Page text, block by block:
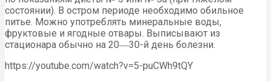
состоянии). В остром периоде необходимо обильное
питье. Можно употреблять минеральные воды,
фруктовые и ягодные отвары. Выписывают из
стационара обычно на 20―30-й день болезни.
https://youtube.com/watch?v=5-puCWh9tQY